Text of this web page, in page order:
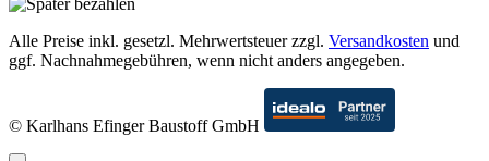
Alle Preise inkl. gesetzl. Mehrwertsteuer zzgl. Versandkosten und
ggf. Nachnahmegebühren, wenn nicht anders angegeben.
© Karlhans Efinger Baustoff GmbH